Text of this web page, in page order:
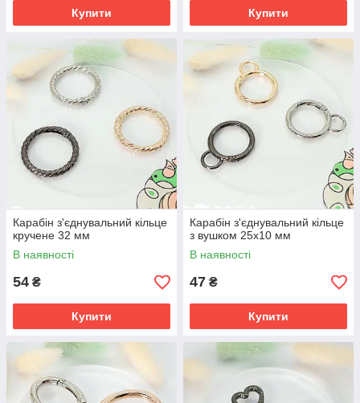
Купити Купити
Карабін з'єднувальний кільце
кручене 32 мм
В наявності
54 ₴
Купити
Карабін з'єднувальний кільце
з вушком 25х10 мм
В наявності
47 ₴
Купити